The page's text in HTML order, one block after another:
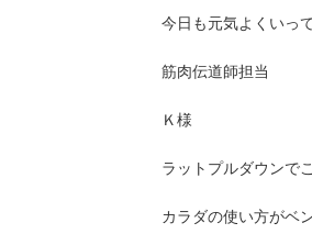
今日も元気よくいっ
筋肉伝道師担当
Ｋ様
ラットプルダウンで
カラダの使い方がベ